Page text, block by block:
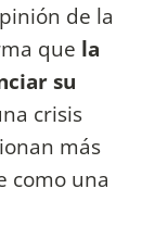
de la
que la
su
crisis
más
como una